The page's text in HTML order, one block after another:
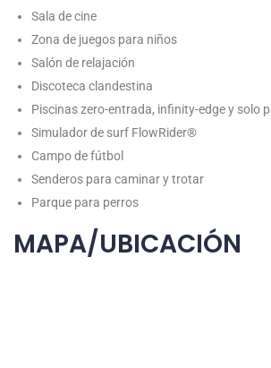
Sala de cine
Zona de juegos para niños
Salón de relajación
Discoteca clandestina
Piscinas zero-entrada, infinity-edge y solo
Simulador de surf FlowRider®
Campo de fútbol
Senderos para caminar y trotar
Parque para perros
MAPA/UBICACIÓN